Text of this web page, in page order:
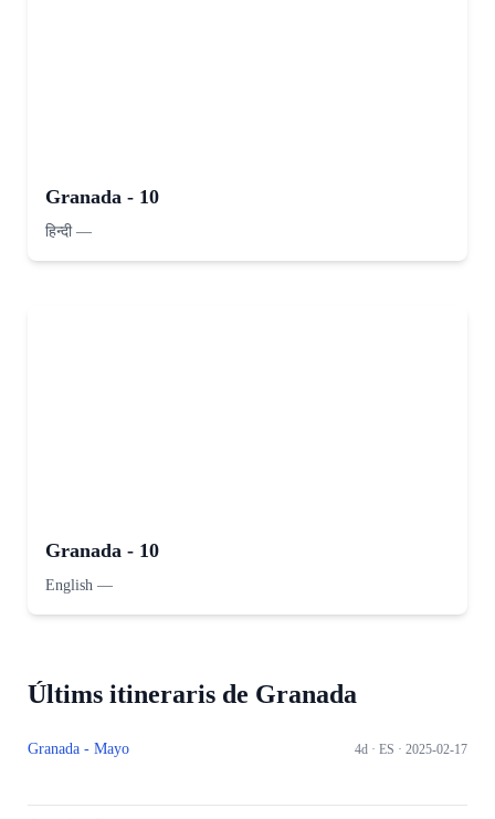
Granada - 10
हिन्दी—
Granada - 10
English —
Últims itineraris de Granada
Granada - Mayo 4d · ES · 2025-02-17